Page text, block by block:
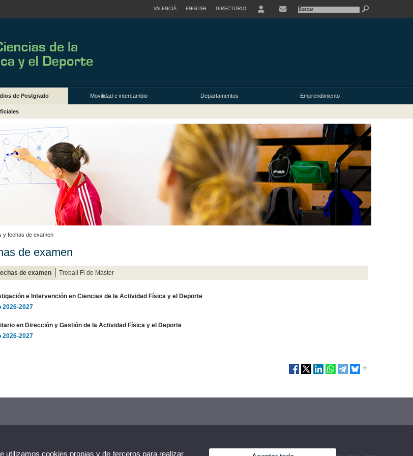
VALENCIÀ ENGLISH DIRECTORIO
de Postgrado Movilidad e intercambio Departamentos Emprendimiento
y fechas de examen
de examen
de examen Treball Fi de Màster
e Intervención en Ciencias de la Actividad Física y el Deporte
2026-2027
en Dirección y Gestión de la Actividad Física y el Deporte
2026-2027
utilizamos cookies propias y de terceros para realizar